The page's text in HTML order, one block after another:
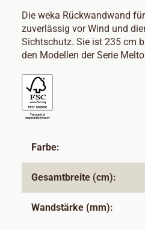
Die weka Rückwandwand
zuverlässig vor Wind und
Sichtschutz. Sie ist 235 cm
den Modellen der Serie
Farbe:
Gesamtbreite (cm):
Wandstärke (mm):